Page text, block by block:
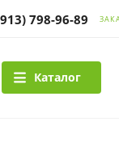
798-96-89
Каталог